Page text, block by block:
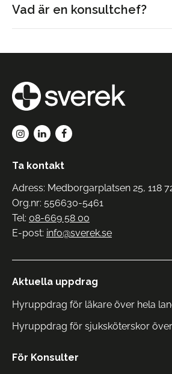
Vad är en konsultchef?
Ta kontakt
Adress: Medborgarplatsen 25, 118
Org.nr: 556630-5461
Tel: 08-669 58 00
E-post: info@sverek.se
Aktuella uppdrag
Hyruppdrag för läkare över hela
Hyruppdrag för sjuksköterskor
För Konsulter